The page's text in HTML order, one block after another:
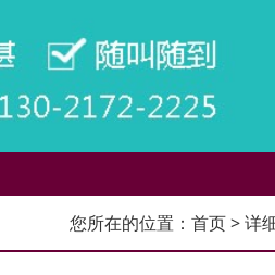
您所在的位置： 首页> 详